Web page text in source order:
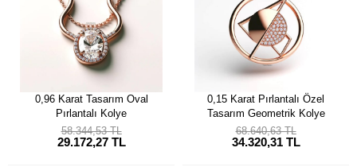
0,96 Karat Tasarım Oval
Pırlantalı Kolye
29.172,27 TL
58.344,53 TL
0,15 Karat Pırlantalı Özel
Tasarım Geometrik Kolye
34.320,31 TL
68.640,63 TL